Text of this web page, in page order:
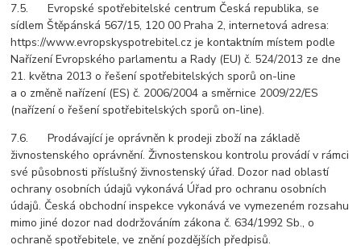
7.5. Evropské spotřebitelské centrum Česká republika, se
sídlem Štěpánská 567/15, 120 00 Praha 2, internetová adresa:
https://www.evropskyspotrebitel.cz je kontaktním místem podle
Nařízení Evropského parlamentu a Rady (EU) č. 524/2013 ze dne
21. května 2013 o řešení spotřebitelských sporů on-line
a o změně nařízení (ES) č. 2006/2004 a směrnice 2009/22/ES
(nařízení o řešení spotřebitelských sporů on-line).
7.6. Prodávající je oprávněn k prodeji zboží na základě
živnostenského oprávnění. Živnostenskou kontrolu provádí v rámci
své působnosti příslušný živnostenský úřad. Dozor nad oblastí
ochrany osobních údajů vykonává Úřad pro ochranu osobních
údajů. Česká obchodní inspekce vykonává ve vymezeném rozsahu
mimo jiné dozor nad dodržováním zákona č. 634/1992 Sb., o
ochraně spotřebitele, ve znění pozdějších předpisů.